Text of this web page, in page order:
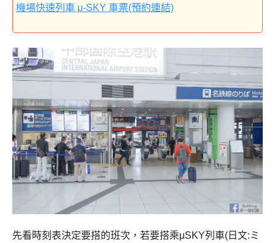
機場快速列車 μ-SKY 車票(預約連結)
先看時刻表決定要搭的班次，若要搭乘μSKY列車(日文:ミ